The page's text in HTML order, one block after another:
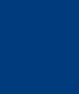
laptop Surface